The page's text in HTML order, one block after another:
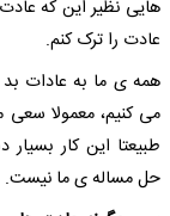
هایی نظیر این که
عادت را ترک کنم.
همه ی ما به عادات بد
می کنیم، معمولا سعی
طبیعتا این کار بسیار
حل مساله ی ما نیست.